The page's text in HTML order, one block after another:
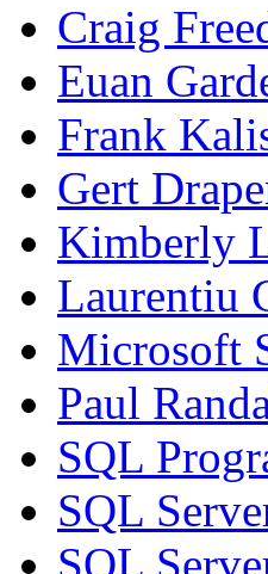
Craig
Euan
Frank
Gert
Kimberly
Laurentiu
Microsoft
Paul
SQL
SQL